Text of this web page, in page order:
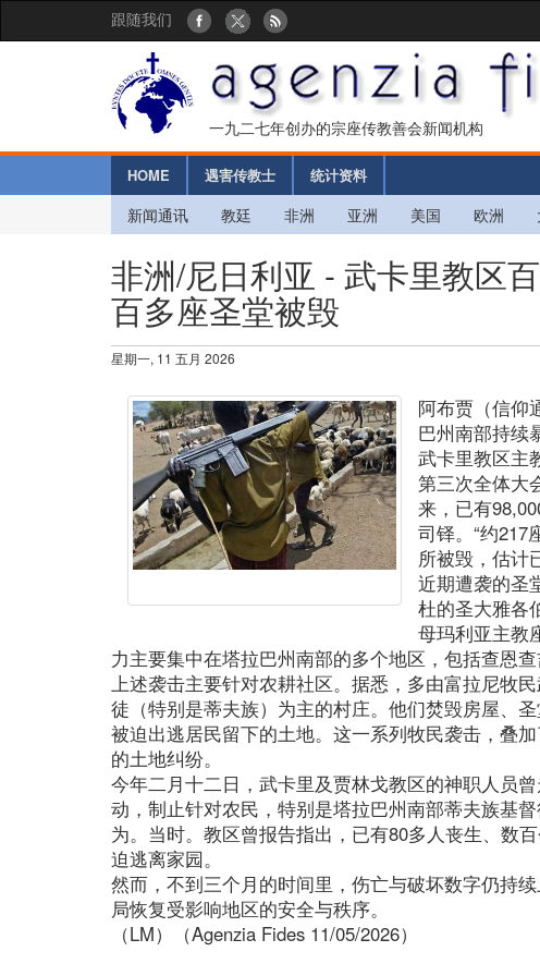
跟随我们
一九二七年创办的宗座传教善会新闻机构
HOME 遇害传教士 统计资料
新闻通讯 教廷 非洲 亚洲 美国 欧洲
非洲/尼日利亚 - 武卡里教区
百多座圣堂被毁
星期一, 11 五月 2026
阿布贾（信仰
巴州南部持续
武卡里教区主
第三次全体大
来，已有
司铎。“约217
所被毁，估计
近期遭袭的圣
杜的圣大雅各
母玛利亚主教
力主要集中在塔拉巴州南部的多个地区，包括查恩查
上述袭击主要针对农耕社区。据悉，多由富拉尼牧
徒（特别是蒂夫族）为主的村庄。他们焚毁房屋、
被迫出逃居民留下的土地。这一系列牧民袭击，叠
的土地纠纷。
今年二月十二日，武卡里及贾林戈教区的神职人员
动，制止针对农民，特别是塔拉巴州南部蒂夫族基
为。当时。教区曾报告指出，已有80多人丧生、数
迫逃离家园。
然而，不到三个月的时间里，伤亡与破坏数字仍持
局恢复受影响地区的安全与秩序。
（LM）（Agenzia Fides 11/05/2026）